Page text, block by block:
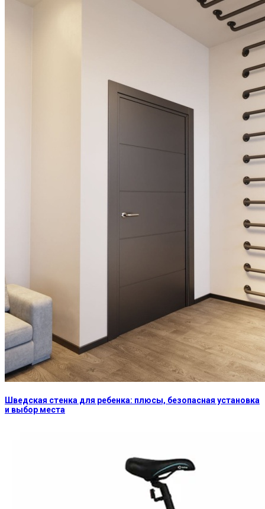
Шведская стенка для ребенка: плюсы, безопасная установка
и выбор места